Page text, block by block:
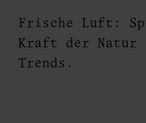
Frische Luft:
Kraft der Natur
Trends.